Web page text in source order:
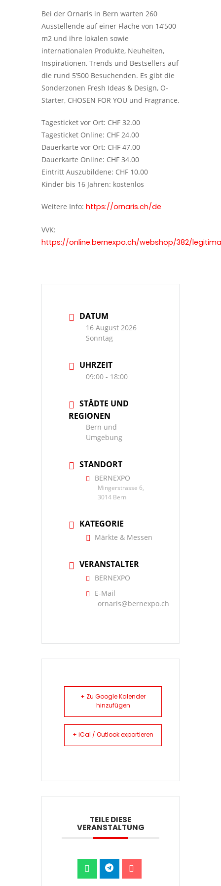
Bei der Ornaris in Bern warten 260
Ausstellende auf einer Fläche von 14’500
m2 und ihre lokalen sowie
internationalen Produkte, Neuheiten,
Inspirationen, Trends und Bestsellers auf
die rund 5’500 Besuchenden. Es gibt die
Sonderzonen Fresh Ideas & Design, O-
Starter, CHOSEN FOR YOU und Fragrance.
Tagesticket vor Ort: CHF 32.00
Tagesticket Online: CHF 24.00
Dauerkarte vor Ort: CHF 47.00
Dauerkarte Online: CHF 34.00
Eintritt Auszubildene: CHF 10.00
Kinder bis 16 Jahren: kostenlos
Weitere Info: https://ornaris.ch/de
VVK:
https://online.bernexpo.ch/webshop/382/
DATUM
16 August 2026
Sonntag
UHRZEIT
09:00 - 18:00
STÄDTE UND
REGIONEN
Bern und
Umgebung
STANDORT
BERNEXPO
Mingerstrasse 6,
3014 Bern
KATEGORIE
Märkte & Messen
VERANSTALTER
BERNEXPO
E-Mail
ornaris@bernexpo.ch
+ Zu Google Kalender
hinzufügen
+ iCal / Outlook exportieren
TEILE DIESE
VERANSTALTUNG